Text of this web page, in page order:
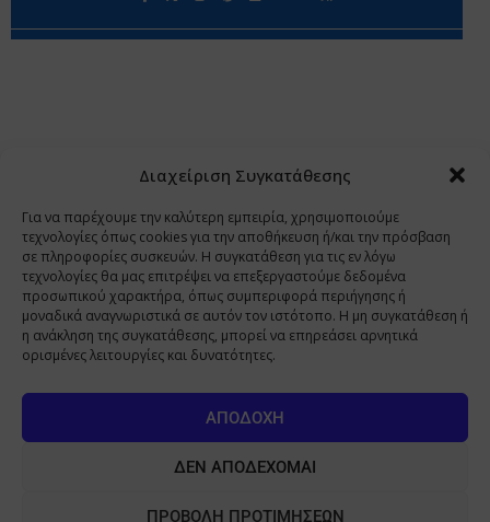
Διαχείριση Συγκατάθεσης
Για να παρέχουμε την καλύτερη εμπειρία, χρησιμοποιούμε
τεχνολογίες όπως cookies για την αποθήκευση ή/και την πρόσβαση
σε πληροφορίες συσκευών. Η συγκατάθεση για τις εν λόγω
τεχνολογίες θα μας επιτρέψει να επεξεργαστούμε δεδομένα
προσωπικού χαρακτήρα, όπως συμπεριφορά περιήγησης ή
μοναδικά αναγνωριστικά σε αυτόν τον ιστότοπο. Η μη συγκατάθεση ή
η ανάκληση της συγκατάθεσης, μπορεί να επηρεάσει αρνητικά
ορισμένες λειτουργίες και δυνατότητες.
ΑΠΟΔΟΧΉ
ΔΕΝ ΑΠΟΔΈΧΟΜΑΙ
ΠΡΟΒΟΛΉ ΠΡΟΤΙΜΉΣΕΩΝ
Copyright 2009 - 2026 © Χαραμή Α.Ε.
www.PharmaManage.gr • www.HealthExpo.gr • www.YO.gr
•
www.GreekShares.com • www.eLearning-
PharmaManage.gr • www.Charami-SA.gr
Με την παραμονή σας σε αυτή δηλώνετε,
προβλέπονται από τις διατάξεις της παραγράφου 6 του άρθρου 22 του